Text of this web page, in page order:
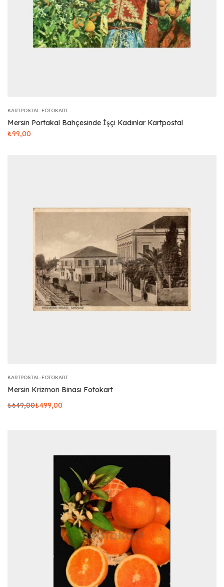
KARTPOSTAL-FOTOKART
Mersin Portakal Bahçesinde İşçi Kadınlar Kartpostal
₺99,00
KARTPOSTAL-FOTOKART
Mersin Krizmon Binası Fotokart
₺649,00₺499,00